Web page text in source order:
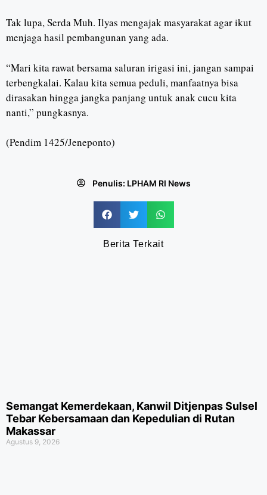
Tak lupa, Serda Muh. Ilyas mengajak masyarakat agar ikut
menjaga hasil pembangunan yang ada.
“Mari kita rawat bersama saluran irigasi ini, jangan sampai
terbengkalai. Kalau kita semua peduli, manfaatnya bisa
dirasakan hingga jangka panjang untuk anak cucu kita
nanti,” pungkasnya.
(Pendim 1425/Jeneponto)
Penulis: LPHAM RI News
Berita Terkait
Semangat Kemerdekaan, Kanwil Ditjenpas Sulsel
Tebar Kebersamaan dan Kepedulian di Rutan
Makassar
Agustus 9, 2026